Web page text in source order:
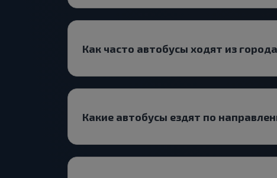
Как часто автобусы ходят из
Какие автобусы ездят по